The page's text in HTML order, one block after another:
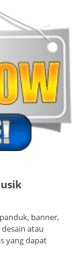
banner,
atau
yang dapat